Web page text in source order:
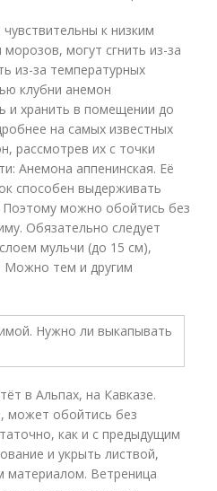
к низким
могут сгнить из-за
из-за температурных
клубни анемон
и хранить в помещении до
на самых известных
рассмотрев их с точки
Анемона аппенинская. Её
способен выдерживать
можно обойтись без
Обязательно следует
мульчи (до 15 см),
Можно тем и другим
в Альпах, на Кавказе.
может обойтись без
как и с предыдущим
и укрыть листвой,
материалом. Ветреница